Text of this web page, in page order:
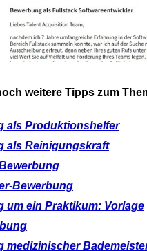
weitere Tipps zum
als Produktionshelfer
als Reinigungskraft
Bewerbung
um ein Praktikum: Vorlage
medizinischer